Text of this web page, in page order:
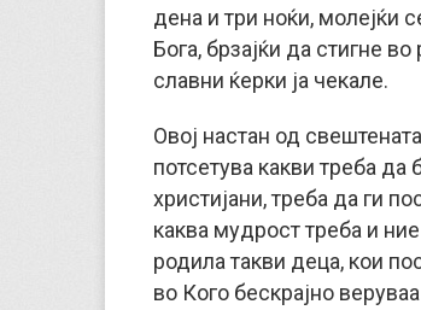
дена и три ноќи, молејќи
Бога, брзајќи да стигне
славни ќерки ја чекале.
Овој настан од
потсетува какви треба
христијани, треба да ги
каква мудрост треба и
родила такви деца, кои
во Кого бескрајно